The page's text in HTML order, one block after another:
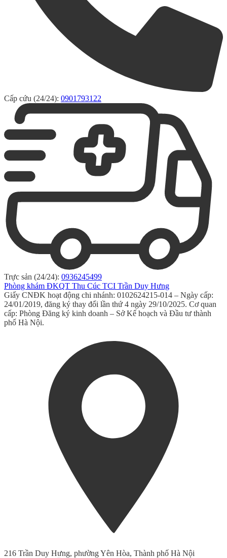
Cấp cứu (24/24): 0901793122
Trực sản (24/24): 0936245499
Phòng khám ĐKQT Thu Cúc TCI Trần Duy Hưng
Giấy CNĐK hoạt động chi nhánh: 0102624215-014 – Ngày cấp:
24/01/2019, đăng ký thay đổi lần thứ 4 ngày 29/10/2025. Cơ quan
cấp: Phòng Đăng ký kinh doanh – Sở Kế hoạch và Đầu tư thành
phố Hà Nội.
216 Trần Duy Hưng, phường Yên Hòa, Thành phố Hà Nội